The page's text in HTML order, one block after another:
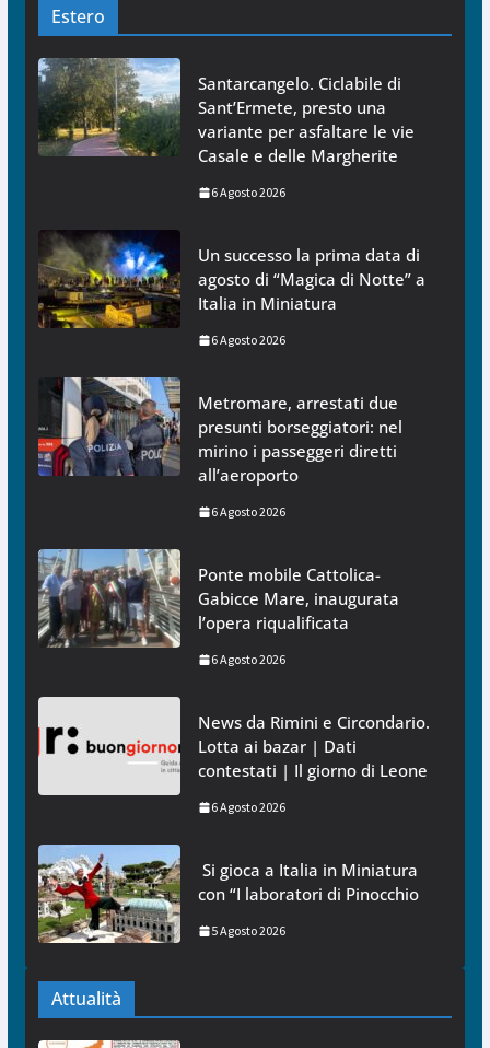
Estero
Santarcangelo. Ciclabile di
Sant’Ermete, presto una
variante per asfaltare le vie
Casale e delle Margherite
6 Agosto 2026
Un successo la prima data di
agosto di “Magica di Notte” a
Italia in Miniatura
6 Agosto 2026
Metromare, arrestati due
presunti borseggiatori: nel
mirino i passeggeri diretti
all’aeroporto
6 Agosto 2026
Ponte mobile Cattolica-
Gabicce Mare, inaugurata
l’opera riqualificata
6 Agosto 2026
News da Rimini e Circondario.
Lotta ai bazar | Dati
contestati | Il giorno di Leone
6 Agosto 2026
Si gioca a Italia in Miniatura
con “I laboratori di Pinocchio
5 Agosto 2026
Attualità